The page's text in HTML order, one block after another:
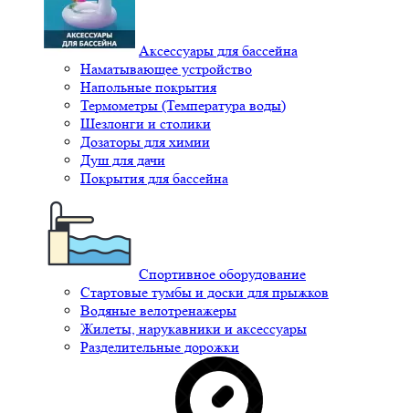
Аксессуары для бассейна
Наматывающее устройство
Напольные покрытия
Термометры (Температура воды)
Шезлонги и столики
Дозаторы для химии
Душ для дачи
Покрытия для бассейна
Спортивное оборудование
Стартовые тумбы и доски для прыжков
Водяные велотренажеры
Жилеты, нарукавники и аксессуары
Разделительные дорожки